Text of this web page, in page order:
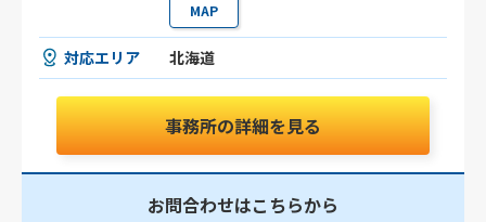
MAP
対応エリア 北海道
事務所の詳細を見る
お問合わせはこちらから